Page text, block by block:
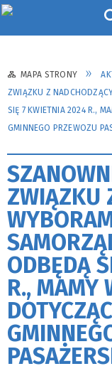
MAPA STRONY
ZWIĄZKU Z
SIĘ 7 KWIETNIA 2024 R.,
GMINNEGO PRZEWOZU
ZWIĄZKU
ODBĘDĄ
R., MAMY